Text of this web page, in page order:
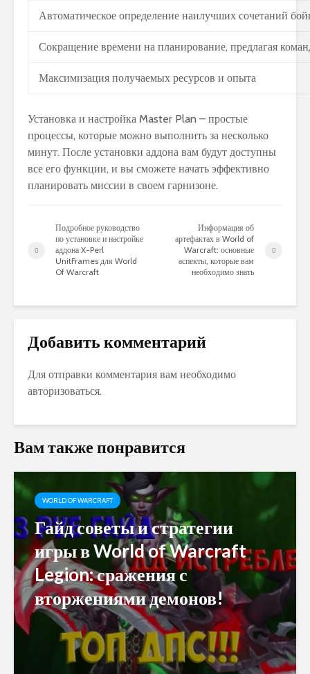
Автоматическое определение наилучших сочетаний
Сокращение времени на планирование, предлагая
Максимизация получаемых ресурсов и опыта
Установка и настройка Master Plan – простые
процессы, которые можно выполнить за несколько
минут. После установки аддона вам будут доступны
все его функции, и вы сможете начать эффективно
планировать миссии в своем гарнизоне.
Подробное руководство
по установке и настройке
аддона X-Perl
UnitFrames для World
Of Warcraft
Информация об
артефактах в World of
Warcraft: основные
аспекты, которые вам
необходимо знать
Добавить комментарий
Для отправки комментария вам необходимо
авторизоваться.
Вам также понравится
WORLD OF WARCRAFT
Гайд советы и стратегии
игры в World of Warcraft
Legion: сражения с
вторжениями демонов!